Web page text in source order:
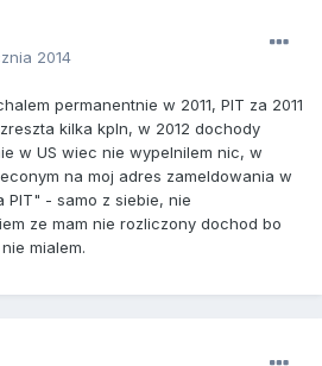
2014
permanentnie w 2011, PIT za 2011
kilka kpln, w 2012 dochody
w US wiec nie wypelnilem nic, w
na moj adres zameldowania w
PIT" - samo z siebie, nie
ze mam nie rozliczony dochod bo
mialem.